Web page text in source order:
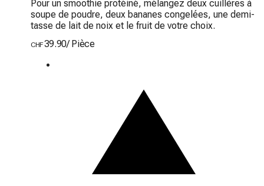
Pour un smoothie protéiné, mélangez deux cuillères à
soupe de poudre, deux bananes congelées, une demi-
tasse de lait de noix et le fruit de votre choix.
CHF39.90/ Pièce